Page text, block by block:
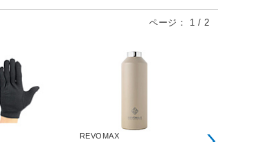
ページ： 1 / 2
REVOMAX